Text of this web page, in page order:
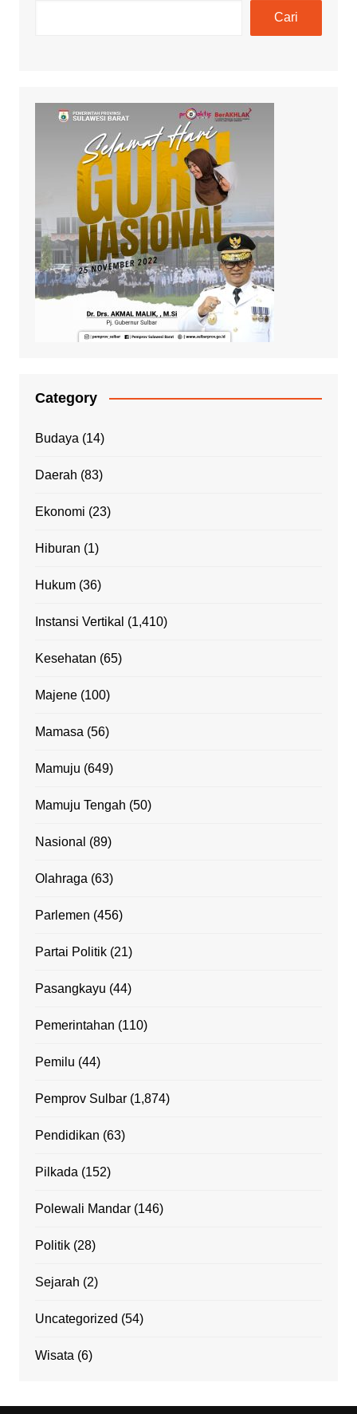
Cari
Category
Budaya (14)
Daerah (83)
Ekonomi (23)
Hiburan (1)
Hukum(36)
Instansi Vertikal (1,410)
Kesehatan (65)
Majene(100)
Mamasa (56)
Mamuju (649)
Mamuju Tengah (50)
Nasional (89)
Olahraga (63)
Parlemen (456)
Partai Politik(21)
Pasangkayu (44)
Pemerintahan (110)
Pemilu (44)
Pemprov Sulbar(1,874)
Pendidikan (63)
Pilkada (152)
Polewali Mandar(146)
Politik(28)
Sejarah (2)
Uncategorized (54)
Wisata (6)